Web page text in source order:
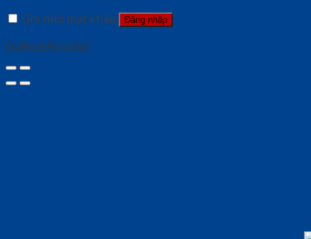
Ghi nhớ mật khẩu
Đăng nhập
Quên mật khẩu?